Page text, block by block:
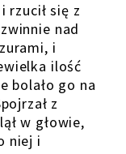
rzucił się z
nad
i
ilość
bolało go na
z
w głowie,
niej i